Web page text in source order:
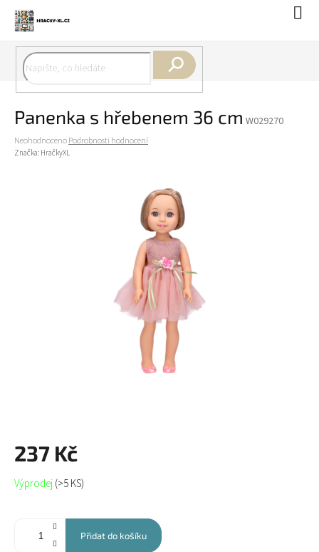
obsah
Panenka s hřebenem 36 cm W029270
Průměrné
hodnocení
NeohodnocenoPodrobnosti hodnocení
Značka: HračkyXL
237 Kč
Měrná
cena:
Výprodej(>5 KS)
Přidat do košíku